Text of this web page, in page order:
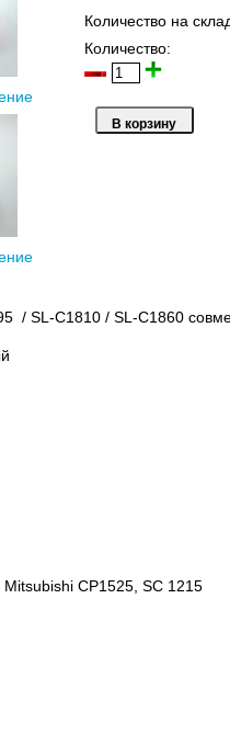
Количество на
Количество:
/ SL-C1810 / SL-C1860
CP1525, SC 1215